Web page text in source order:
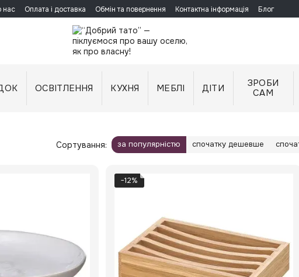
нас Оплата і доставка Обмін та повернення Контактна інформація Блог
ОСВІТЛЕННЯ КУХНЯ МЕБЛІ ДІТИ
ЗРОБИ
САМ
Сортування: за популярністю спочатку дешевше
−12%